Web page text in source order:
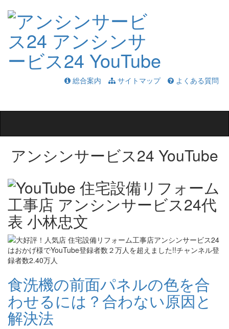
総合案内 サイトマップ
よくある質問
アンシンサービス24 YouTube
食洗機の前面パネルの色を合
わせるには？合わない原因と
解決法